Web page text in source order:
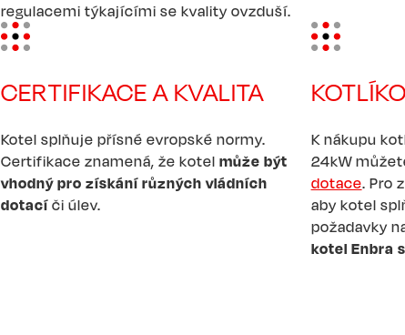
regulacemi týkajícími se kvality ovzduší.
Image
CERTIFIKACE A KVALITA
Kotel splňuje přísné evropské normy.
Certifikace znamená, že kotelmůže být
vhodný pro získání různých vládních
dotacíči úlev.
Image
K nákupu
24kW
dotace. Pro
aby kotel
požadavky
kotel Enbra